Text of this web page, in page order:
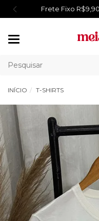
Frete Fixo
INÍCIO T-SHIRTS